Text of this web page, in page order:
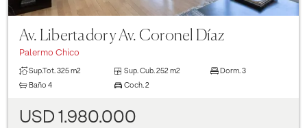
Av. Libertador y Av. Coronel Díaz
Palermo Chico
Sup.Tot. 325 m2 Sup. Cub. 252 m2 Dorm. 3
Baño 4 Coch. 2
USD 1.980.000